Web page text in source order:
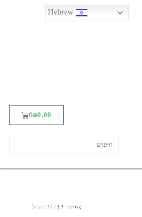
₪0.00
0
צפייה: 12
24 הכל